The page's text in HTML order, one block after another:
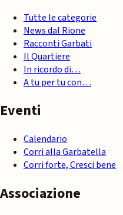
Tutte le categorie
News dal Rione
Racconti Garbati
Il Quartiere
In ricordo di…
A tu per tu con…
Eventi
Calendario
Corri alla Garbatella
Corri forte, Cresci bene
Associazione